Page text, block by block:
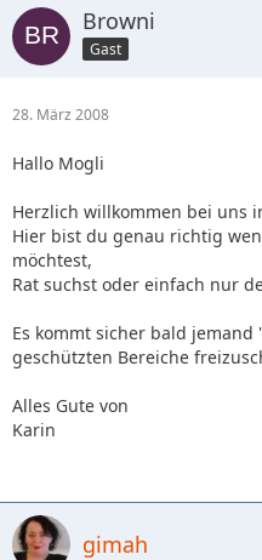
Browni
Gast
28. März 2008
Hallo Mogli
Herzlich willkommen bei uns
Hier bist du genau richtig
möchtest,
Rat suchst oder einfach nur
Es kommt sicher bald
geschützten Bereiche
Alles Gute von
Karin
gimah